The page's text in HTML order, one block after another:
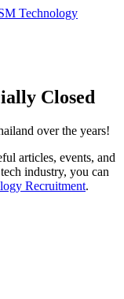
Technology
Closed
over the years!
articles, events, and
industry, you can
Recruitment.